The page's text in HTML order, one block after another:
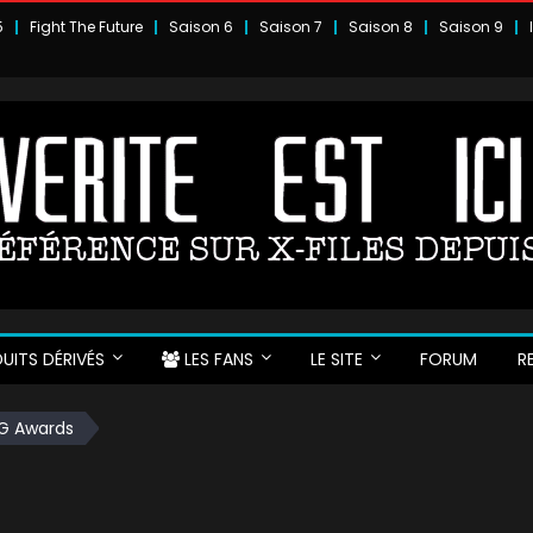
Fight The Future Saison 6 Saison 7 Saison 8 Saison 9
DÉRIVÉS LES FANS LE SITE FORUM
Awards